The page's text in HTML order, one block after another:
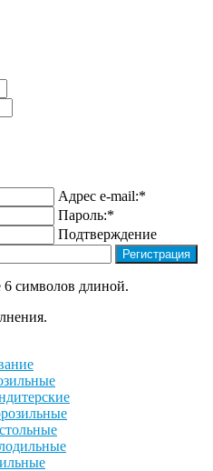
Адрес e-mail:*
Пароль:*
Подтверждение
символов длиной.